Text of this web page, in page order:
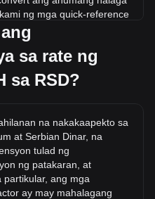
ng mga quick-reference
na conversion.
ng 0.{4}2567 ETH,
ng 973,822.86RSD.
ng ETH/RSD sa
sa RSD ay
upang makita kung ang
sa kasalukuyang mataas
sa RSD?
sa rate ng
sa RSD?
na nakakaapekto sa
at Serbian Dinar, na
tulad ng
ng patakaran, at
partikular, ang mga
ay may mahalagang